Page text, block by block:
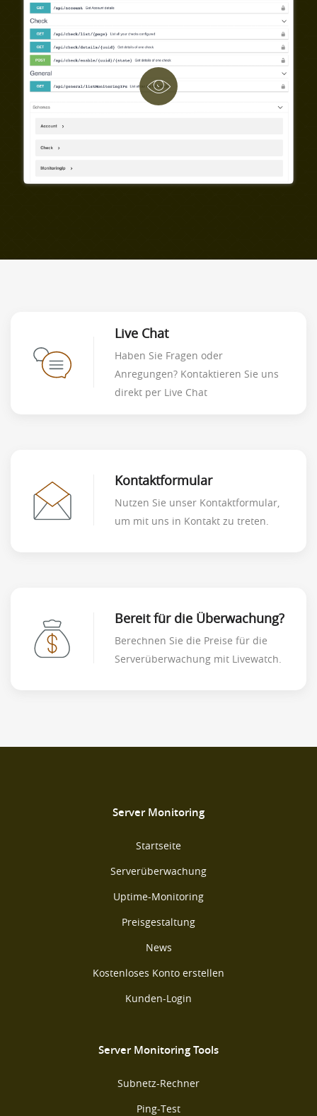
Live Chat
Haben Sie Fragen oder
Anregungen? Kontaktieren Sie uns
direkt per Live Chat
Kontaktformular
Nutzen Sie unser Kontaktformular,
um mit uns in Kontakt zu treten.
Bereit für die Überwachung?
Berechnen Sie die Preise für die
Serverüberwachung mit Livewatch.
Server Monitoring
Startseite
Serverüberwachung
Uptime-Monitoring
Preisgestaltung
News
Kostenloses Konto erstellen
Kunden-Login
Server Monitoring Tools
Subnetz-Rechner
Ping-Test